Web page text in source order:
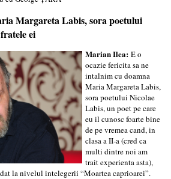
Margareta Labis, sora poetului
ei
Marian Ilea: E o
ocazie fericita sa ne
intalnim cu doamna
Maria Margareta Labis,
sora poetului Nicolae
Labis, un poet pe care
eu il cunosc foarte bine
de pe vremea cand, in
clasa a II-a (cred ca
multi dintre noi am
trait experienta asta),
la nivelul intelegerii “Moartea caprioarei”.